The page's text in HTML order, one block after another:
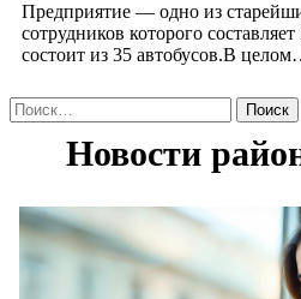
Предприятие — одно из
сотрудников которого
состоит из 35 автобусов.В
Найти: